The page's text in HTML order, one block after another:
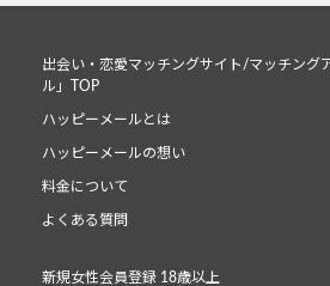
出会い・恋愛マッチングサイト/マッチング
ル」TOP
ハッピーメールとは
ハッピーメールの想い
料金について
よくある質問
新規女性会員登録 18歳以上